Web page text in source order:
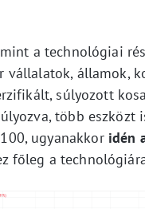
a technológiai
vállalatok, államok,
súlyozott
több
ugyanakkor idén
főleg a